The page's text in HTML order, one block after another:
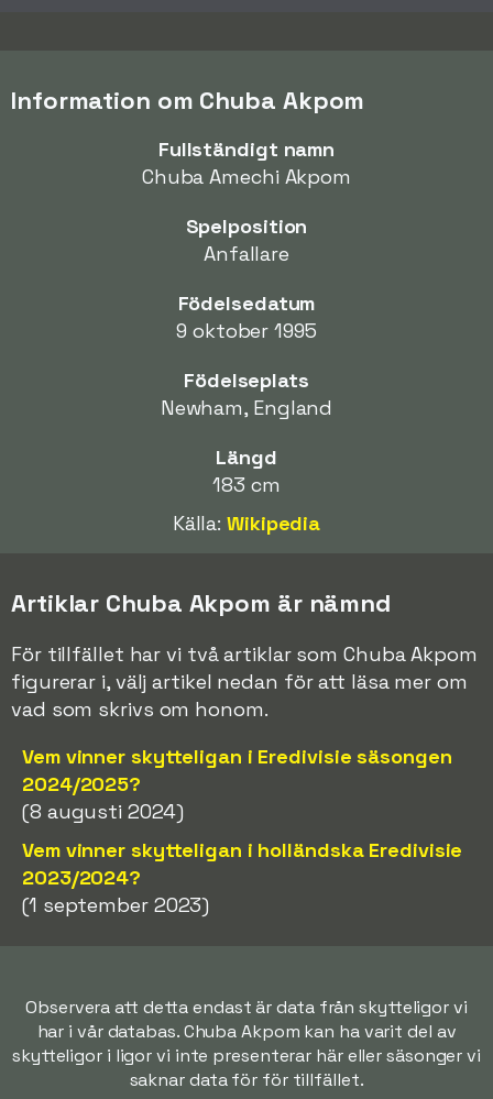
Information om Chuba Akpom
Fullständigt namn
Chuba Amechi Akpom
Spelposition
Anfallare
Födelsedatum
9 oktober 1995
Födelseplats
Newham, England
Längd
183 cm
Källa:Wikipedia
Artiklar Chuba Akpom är nämnd
För tillfället har vi två artiklar som Chuba Akpom
figurerar i, välj artikel nedan för att läsa mer om
vad som skrivs om honom.
Vem vinner skytteligan i Eredivisie säsongen
2024/2025?
(8 augusti 2024)
Vem vinner skytteligan i holländska Eredivisie
2023/2024?
(1 september 2023)
Observera att detta endast är data från skytteligor vi
har i vår databas. Chuba Akpom kan ha varit del av
skytteligor i ligor vi inte presenterar här eller säsonger vi
saknar data för för tillfället.